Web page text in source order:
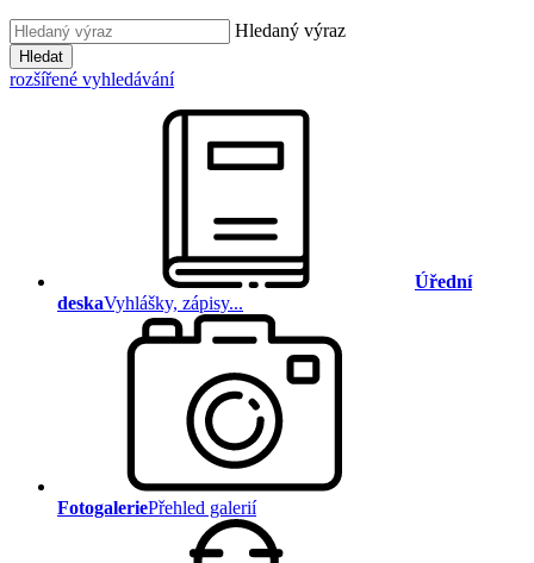
Hledaný výraz
Hledat
rozšířené vyhledávání
Úřední
deskaVyhlášky, zápisy...
FotogaleriePřehled galerií